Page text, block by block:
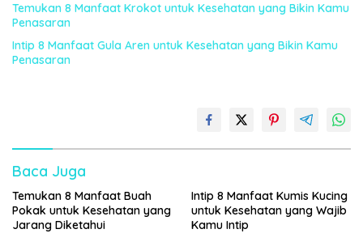
Temukan 8 Manfaat Krokot untuk Kesehatan yang Bikin Kamu
Penasaran
Intip 8 Manfaat Gula Aren untuk Kesehatan yang Bikin Kamu
Penasaran
Baca Juga
Temukan 8 Manfaat Buah
Pokak untuk Kesehatan yang
Jarang Diketahui
Intip 8 Manfaat Kumis Kucing
untuk Kesehatan yang Wajib
Kamu Intip